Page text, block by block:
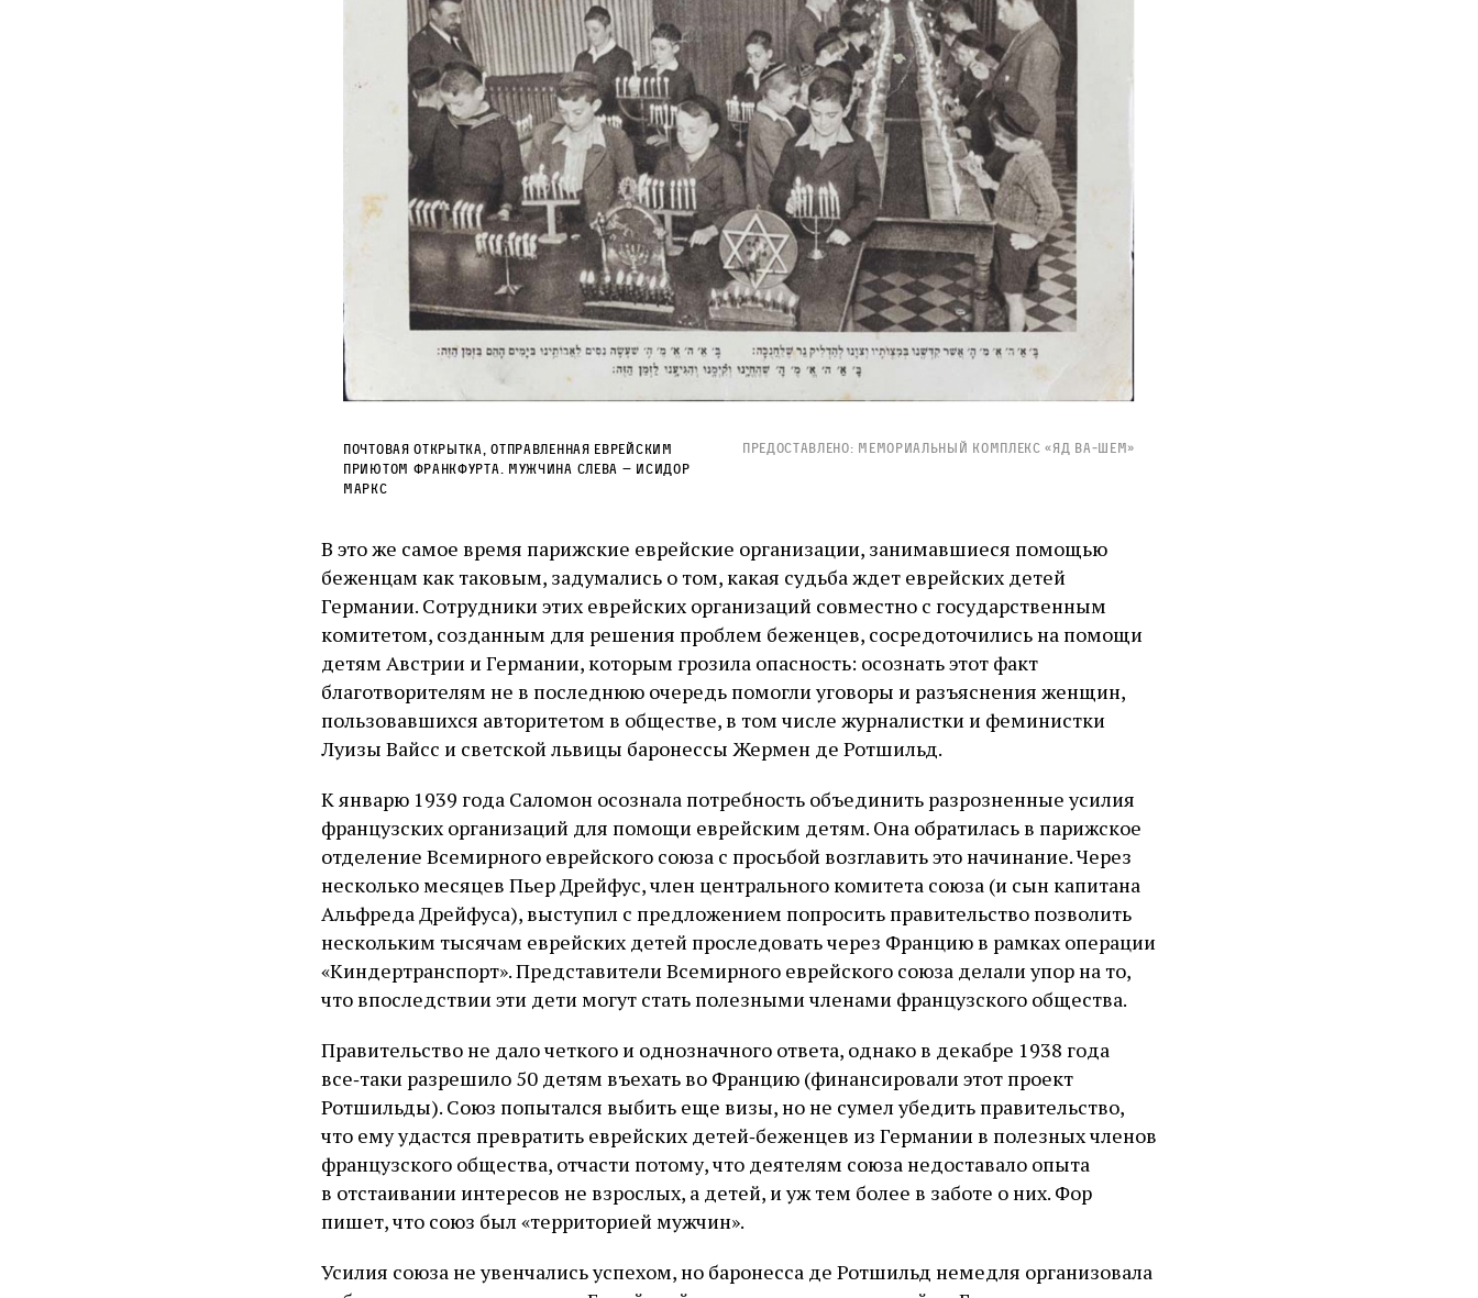
Почтовая открытка, отправленная еврейским
приютом Франкфурта. Мужчина слева — Исидор
Маркс
Предоставлено: Мемориальный комплекс «Яд ва‑Шем»
В это же самое время парижские еврейские организации, занимавшиеся помощью
беженцам как таковым, задумались о том, какая судьба ждет еврейских детей
Германии. Сотрудники этих еврейских организаций совместно с государственным
комитетом, созданным для решения проблем беженцев, сосредоточились на помощи
детям Австрии и Германии, которым грозила опасность: осознать этот факт
благотворителям не в последнюю очередь помогли уговоры и разъяснения женщин,
пользовавшихся авторитетом в обществе, в том числе журналистки и феминистки
Луизы Вайсс и светской львицы баронессы Жермен де Ротшильд.
К январю 1939 года Саломон осознала потребность объединить разрозненные усилия
французских организаций для помощи еврейским детям. Она обратилась в парижское
отделение Всемирного еврейского союза с просьбой возглавить это начинание. Через
несколько месяцев Пьер Дрейфус, член центрального комитета союза (и сын капитана
Альфреда Дрейфуса), выступил с предложением попросить правительство позволить
нескольким тысячам еврейских детей проследовать через Францию в рамках операции
«Киндертранспорт». Представители Всемирного еврейского союза делали упор на то,
что впоследствии эти дети могут стать полезными членами французского общества.
Правительство не дало четкого и однозначного ответа, однако в декабре 1938 года
все‑таки разрешило 50 детям въехать во Францию (финансировали этот проект
Ротшильды). Союз попытался выбить еще визы, но не сумел убедить правительство,
что ему удастся превратить еврейских детей‑беженцев из Германии в полезных членов
французского общества, отчасти потому, что деятелям союза недоставало опыта
в отстаивании интересов не взрослых, а детей, и уж тем более в заботе о них. Фор
пишет, что союз был «территорией мужчин».
Усилия союза не увенчались успехом, но баронесса де Ротшильд немедля организовала